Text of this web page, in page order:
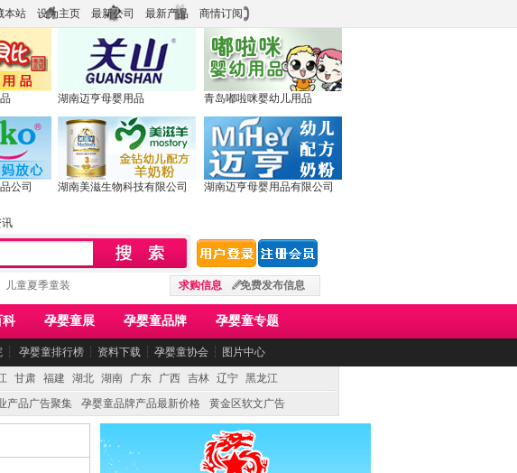
本站 设为主页 最新公司 最新产品 商情订阅
湖南迈亨母婴用品 青岛嘟啦咪婴幼儿用品
公司 湖南美滋生物科技有限公司 湖南迈亨母婴用品有限公司
讯
求购信息 免费发布信息
儿童夏季童装
科 孕婴童展 孕婴童品牌 孕婴童专题
┆ 孕婴童排行榜 ┆ 资料下载 ┆ 孕婴童协会 ┆ 图片中心
甘肃 福建 湖北 湖南 广东 广西 吉林 辽宁 黑龙江
产品广告聚集 孕婴童品牌产品最新价格 黄金区软文广告